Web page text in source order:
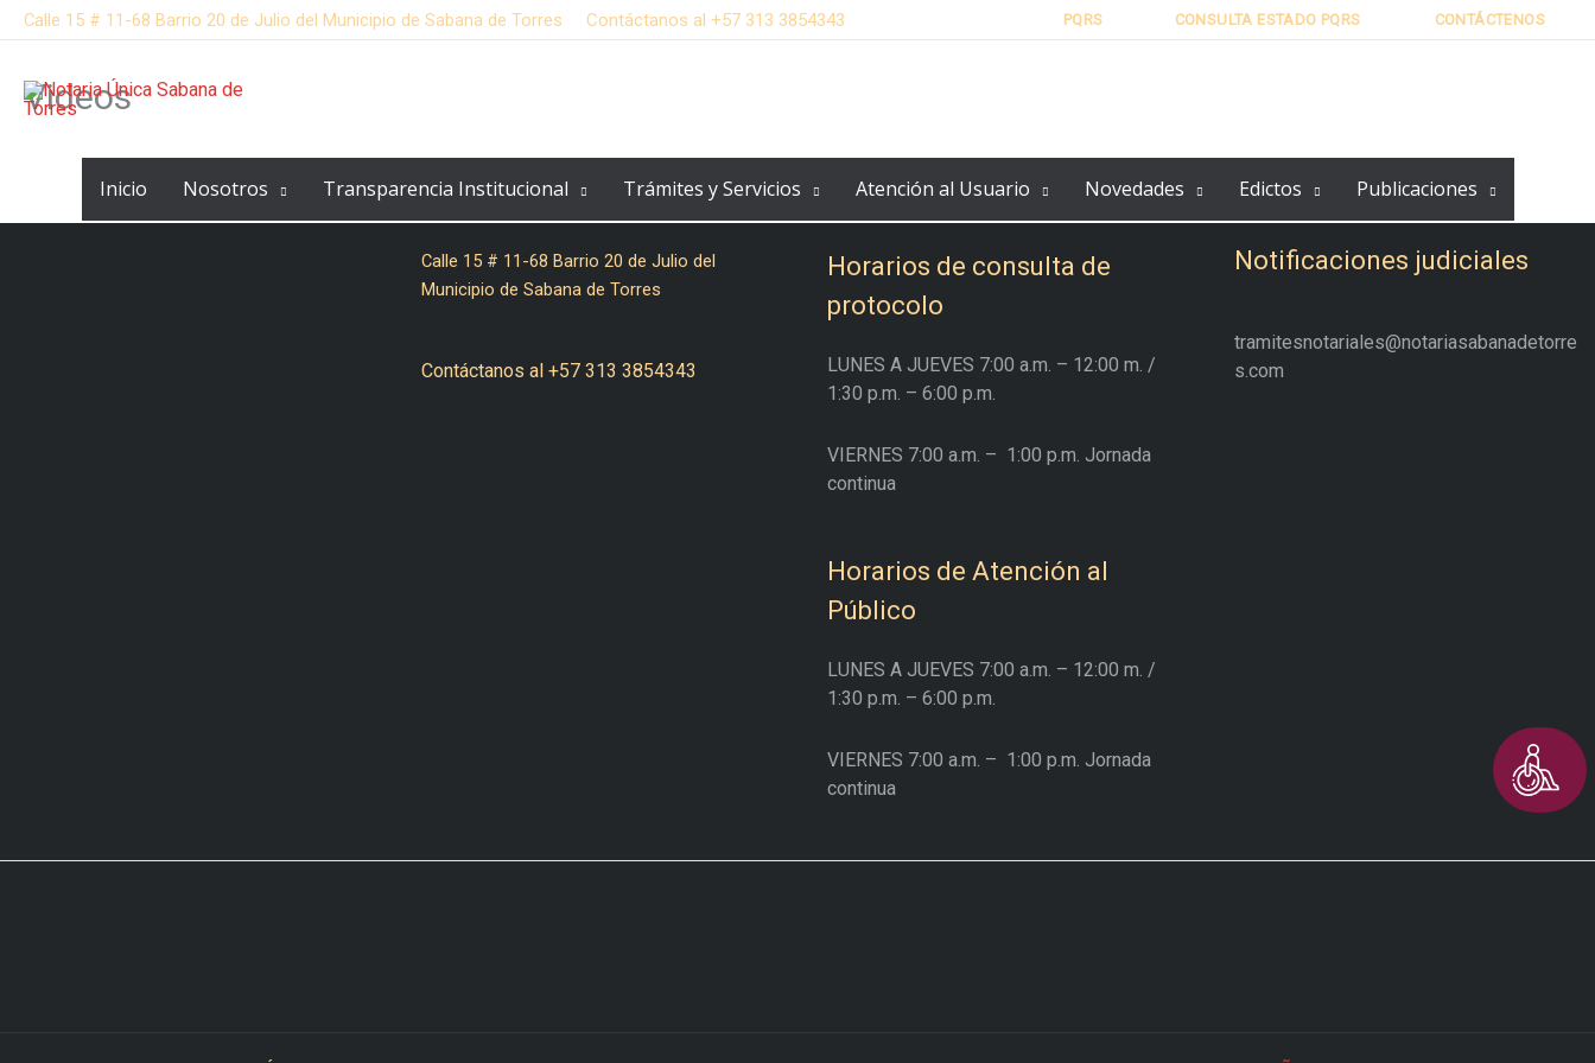
Calle 15 # 11-68 Barrio 20 de Julio del Municipio de Sabana de Torres Contáctanos al +57 313 3854343 PQRS CONSULTA ESTADO PQRS CONTÁCTENOS
Inicio Nosotros Transparencia Institucional Trámites y Servicios Atención al Usuario Novedades Edictos Publicaciones
Videos
Calle 15 # 11-68 Barrio 20 de Julio del
Municipio de Sabana de Torres
Contáctanos al +57 313 3854343
Horarios de consulta de
protocolo
LUNES A JUEVES 7:00 a.m. – 12:00 m. /
1:30 p.m. – 6:00 p.m.
VIERNES 7:00 a.m. – 1:00 p.m. Jornada
continua
Horarios de Atención al
Público
LUNES A JUEVES 7:00 a.m. – 12:00 m. /
1:30 p.m. – 6:00 p.m.
VIERNES 7:00 a.m. – 1:00 p.m. Jornada
continua
Notificaciones judiciales
tramitesnotariales@notariasabanadetorre
s.com